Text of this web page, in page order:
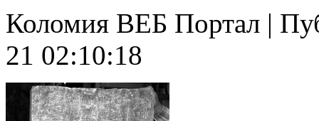
Коломия ВЕБ Портал |
21 02:10:18